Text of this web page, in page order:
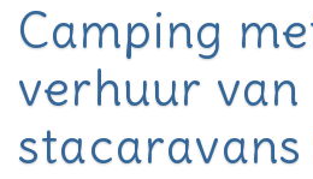
Camping
verhuur van